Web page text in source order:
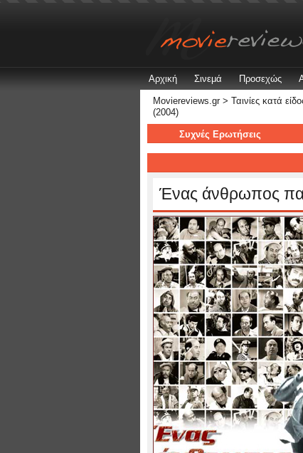
Αρχική Σινεμά Προσεχώς
Moviereviews.gr > Ταινίες κατά
(2004)
Συχνές Ερωτήσεις
Ένας άνθρωπος